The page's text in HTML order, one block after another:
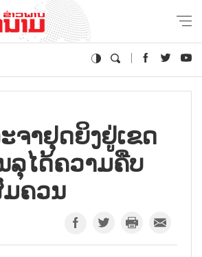
ຈາ​ຢຸດ​ຍິງ​ຢູ່​ເຂດ
ລຸ​ໄດ້​ຄວາມ​ຄືບ​
ຄວນ